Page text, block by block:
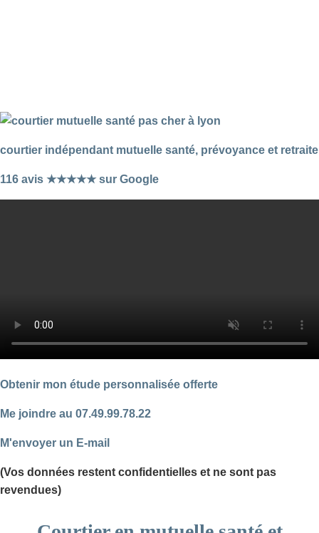
courtier indépendant mutuelle santé, prévoyance et retraite
116 avis ★★★★★ sur Google
Obtenir mon étude personnalisée offerte
Me joindre au 07.49.99.78.22
M'envoyer un E-mail
(Vos données restent confidentielles et ne sont pas
revendues)